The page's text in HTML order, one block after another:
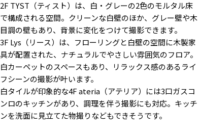
2F TYST（ティスト）は、白・グレーの2色のモルタル床
で構成される空間。クリーンな白壁のほか、グレー壁や木
目調の壁もあり、背景に変化をつけて撮影できます。
3F Lys（リース）は、フローリングと白壁の空間に木製家
具が配置された、ナチュラルでやさしい雰囲気のフロア。
白カーペットのスペースもあり、リラックス感のあるライ
フシーンの撮影が叶います。
白タイルが印象的な4F ateria（アテリア）には3口ガスコ
ンロのキッチンがあり、調理を伴う撮影にも対応。キッチ
ンを洗面に見立てた物撮りなどもできそうです。